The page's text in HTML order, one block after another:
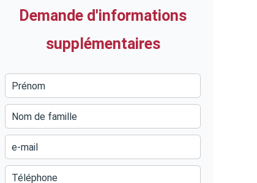
Demande d'informations
supplémentaires